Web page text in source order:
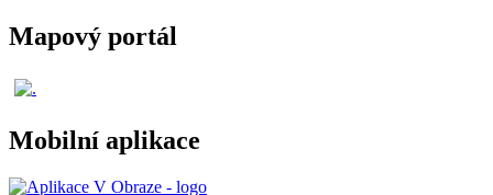
Mapový portál
Mobilní aplikace